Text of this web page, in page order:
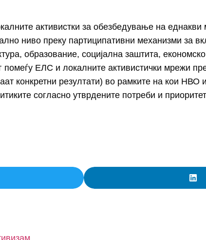
активистки за обезбедување на еднакви
ниво преку партиципативни механизми за
образование, социјална заштита,
ЕЛС и локалните активистички мрежи
конкретни резултати) во рамките на кои
согласно утврдените потреби и